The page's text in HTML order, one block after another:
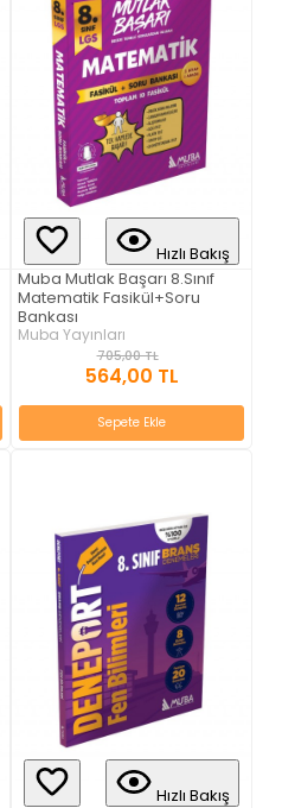
Hızlı Bakış
Muba Mutlak Başarı 8.Sınıf
Matematik Fasikül+Soru
Bankası
Muba Yayınları
705,00 TL
564,00 TL
Sepete Ekle
Hızlı Bakış